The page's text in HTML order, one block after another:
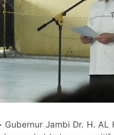
Gubernur Jambi Dr. H. AL